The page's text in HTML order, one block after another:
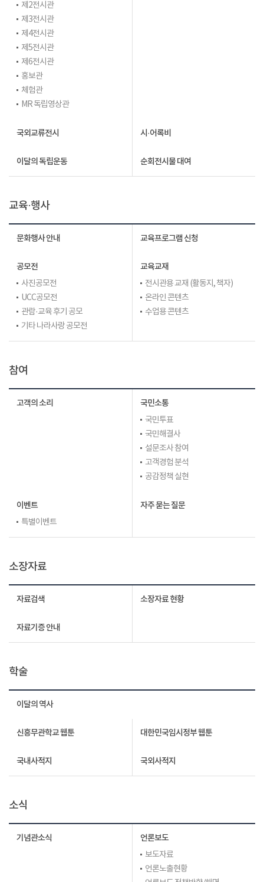
제2전시관
제3전시관
제4전시관
제5전시관
제6전시관
홍보관
체험관
MR 독립영상관
국외교류전시 시·어록비
이달의 독립운동 순회전시물 대여
교육·행사
문화행사 안내 교육프로그램 신청
공모전
사진공모전
UCC공모전
관람·교육 후기 공모
기타 나라사랑 공모전
교육교재
전시관용 교재 (활동지, 책자)
온라인 콘텐츠
수업용 콘텐츠
참여
고객의 소리 국민소통
국민투표
국민해결사
설문조사 참여
고객경험 분석
공감정책 실현
이벤트
특별이벤트
자주 묻는 질문
소장자료
자료검색 소장자료 현황
자료기증 안내
학술
이달의 역사
신흥무관학교 웹툰 대한민국임시정부 웹툰
국내사적지 국외사적지
소식
기념관소식 언론보도
보도자료
언론노출현황